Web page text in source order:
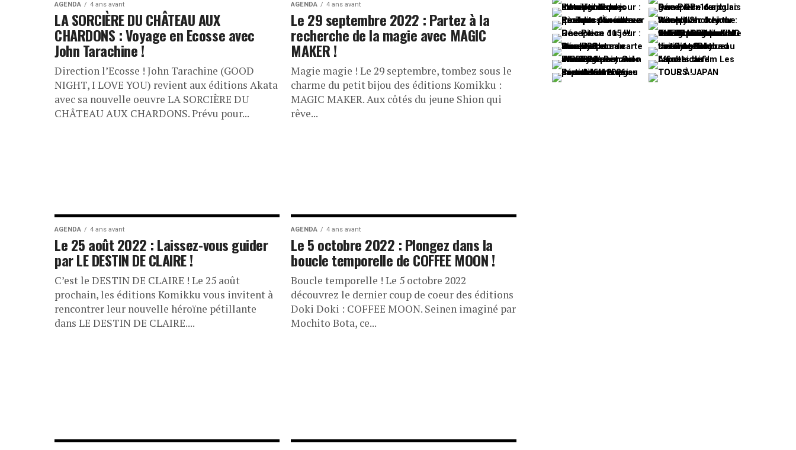
AGENDA 4 ans avant
LA SORCIÈRE DU CHÂTEAU AUX
CHARDONS : Voyage en Ecosse avec
John Tarachine !
Direction l’Ecosse ! John Tarachine (GOOD
NIGHT, I LOVE YOU) revient aux éditions Akata
avec sa nouvelle oeuvre LA SORCIÈRE DU
CHÂTEAU AUX CHARDONS. Prévu pour...
AGENDA 4 ans avant
Le 29 septembre 2022 : Partez à la
recherche de la magie avec MAGIC
MAKER !
Magie magie ! Le 29 septembre, tombez sous le
charme du petit bijou des éditions Komikku :
MAGIC MAKER. Aux côtés du jeune Shion qui
rêve...
AGENDA 4 ans avant
Le 25 août 2022 : Laissez-vous guider
par LE DESTIN DE CLAIRE !
C’est le DESTIN DE CLAIRE ! Le 25 août
prochain, les éditions Komikku vous invitent à
rencontrer leur nouvelle héroïne pétillante
dans LE DESTIN DE CLAIRE....
AGENDA 4 ans avant
Le 5 octobre 2022 : Plongez dans la
boucle temporelle de COFFEE MOON !
Boucle temporelle ! Le 5 octobre 2022
découvrez le dernier coup de coeur des éditions
Doki Doki : COFFEE MOON. Seinen imaginé par
Mochito Bota, ce...